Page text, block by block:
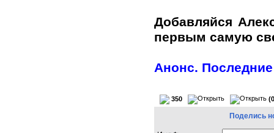
Добавляйся
первым самую
Анонс.
350
Поделись